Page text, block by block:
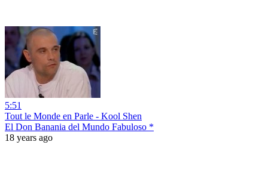
5:51
Tout le Monde en Parle - Kool Shen
El Don Banania del Mundo Fabuloso *
18 years ago